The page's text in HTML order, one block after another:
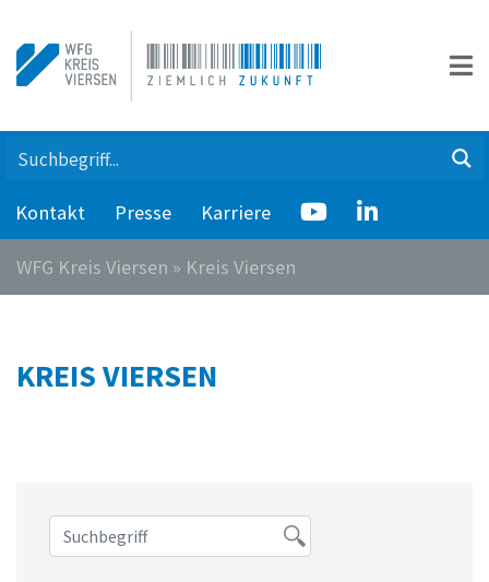
Kontakt Presse Karriere
WFG Kreis Viersen » Kreis Viersen
KREIS VIERSEN